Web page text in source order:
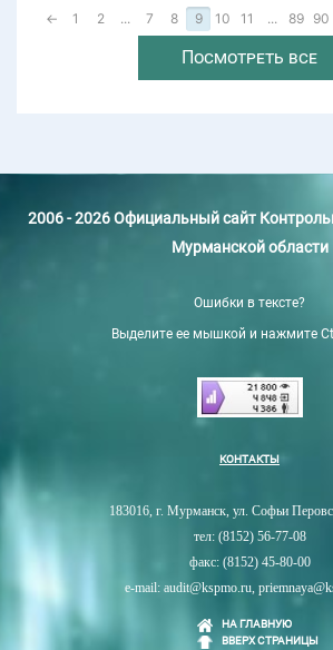
← 1 2 ... 7 8 9 10 11 ... 89 90
Посмотреть все
2006 - 2026 Официальный сайт
Мурманской области
Ошибки в тексте?
Выделите ее мышкой и нажмите
КОНТАКТЫ
183016, г. Мурманск, ул. Софьи
тел: (8152) 56-77-08
факс: (8152) 45-80-00
e-mail: audit@kspmo.ru,
НА ГЛАВНУЮ
ВВЕРХ СТРАНИЦЫ